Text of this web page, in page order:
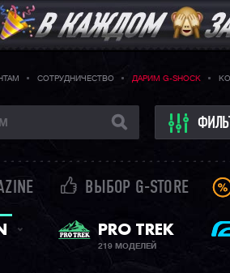
СОТРУДНИЧЕСТВО ДАРИМ G-SHOCK
ВЫБОР G-STORE
PRO TREK
219 МОДЕЛЕЙ